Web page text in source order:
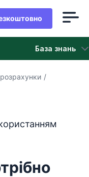
База знань
/
мови за